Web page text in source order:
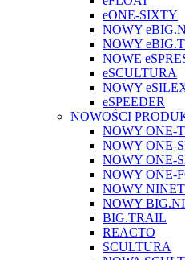
eONE-SIXTY
NOWY
NOWY
NOWE
eSCULTURA
NOWY
eSPEEDER
NOWOŚCI
NOWY ONE-
NOWY ONE-
NOWY ONE-
NOWY ONE-
NOWY
NOWY
BIG.TRAIL
REACTO
SCULTURA